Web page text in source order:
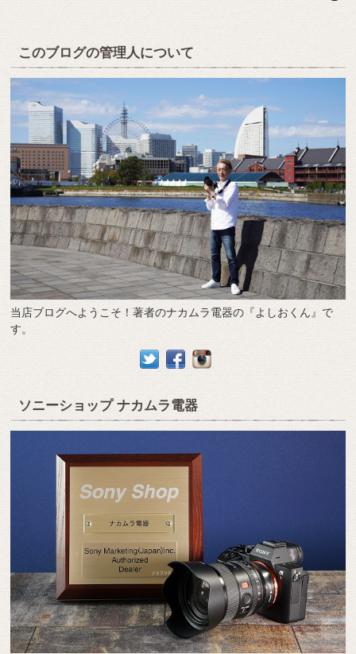
このブログの管理人について
当店ブログへようこそ！著者のナカムラ電器の『よしおくん』で
す。
ソニーショップ ナカムラ電器